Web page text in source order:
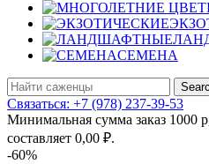
СЕМЕНА
Связаться: +7 (978) 237-39-53
Минимальная сумма заказ 1000
составляет 0,00 ₽.
-60%